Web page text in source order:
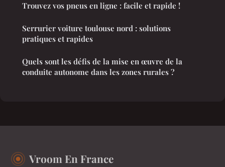
Trouvez vos pneus en ligne : facile et rapide !
Serrurier voiture toulouse nord : solutions
pratiques et rapides
Quels sont les défis de la mise en œuvre de la
conduite autonome dans les zones rurales ?
Vroom En France